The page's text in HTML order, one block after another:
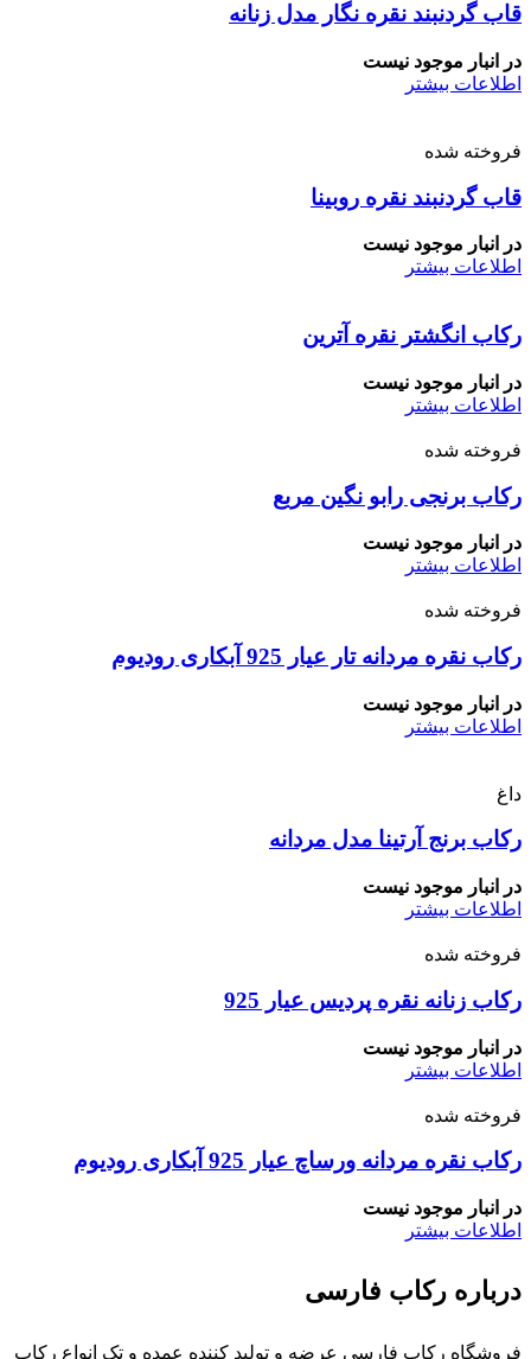
قاب گردنبند نقره نگار مدل زنانه
در انبار موجود نیست
اطلاعات بیشتر
فروخته شده
قاب گردنبند نقره روبینا
در انبار موجود نیست
اطلاعات بیشتر
رکاب انگشتر نقره آترین
در انبار موجود نیست
اطلاعات بیشتر
فروخته شده
رکاب برنجی رابو نگین مربع
در انبار موجود نیست
اطلاعات بیشتر
فروخته شده
رکاب نقره مردانه تار عیار 925 آبکاری رودیوم
در انبار موجود نیست
اطلاعات بیشتر
داغ
رکاب برنج آرتینا مدل مردانه
در انبار موجود نیست
اطلاعات بیشتر
فروخته شده
رکاب زنانه نقره پردیس عیار 925
در انبار موجود نیست
اطلاعات بیشتر
فروخته شده
رکاب نقره مردانه ورساچ عیار 925 آبکاری رودیوم
در انبار موجود نیست
اطلاعات بیشتر
درباره رکاب فارسی
فروشگاه رکاب فارسی عرضه و تولید کننده عمده و تک انواع رکاب